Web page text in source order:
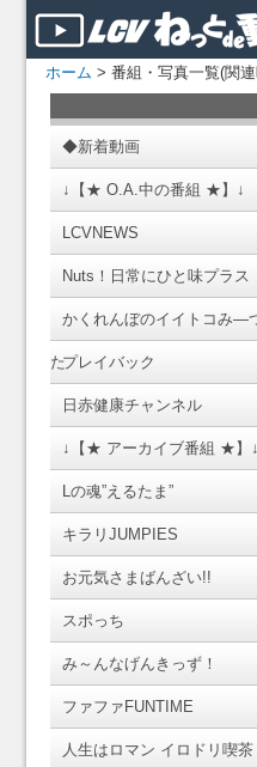
ホーム > 番組・写真一覧(関
◆新着動画
↓【★ O.A.中の番組 ★】↓
LCVNEWS
Nuts！日常にひと味プラス
かくれんぼのイイトコみ―
たプレイバック
日赤健康チャンネル
↓【★ アーカイブ番組 ★】↓
Lの魂”えるたま”
キラリJUMPIES
お元気さまばんざい!!
スポっち
み～んなげんきっず！
ファファFUNTIME
人生はロマン イロドリ喫茶